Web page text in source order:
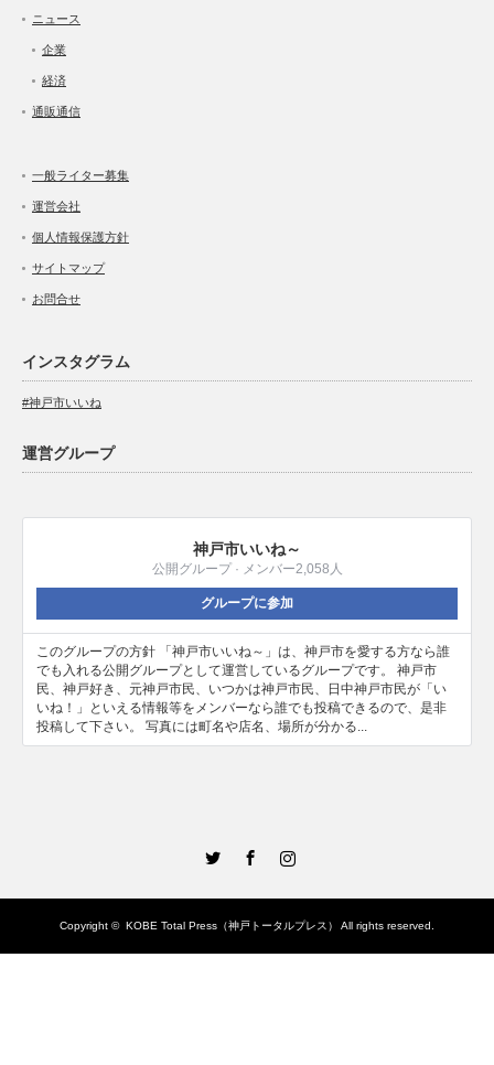
ニュース
企業
経済
通販通信
一般ライター募集
運営会社
個人情報保護方針
サイトマップ
お問合せ
インスタグラム
#神戸市いいね
運営グループ
神戸市いいね～
公開グループ · メンバー2,058人
グループに参加
このグループの方針 「神戸市いいね～」は、神戸市を愛する方なら誰
でも入れる公開グループとして運営しているグループです。 神戸市
民、神戸好き、元神戸市民、いつかは神戸市民、日中神戸市民が「い
いね！」といえる情報等をメンバーなら誰でも投稿できるので、是非
投稿して下さい。 写真には町名や店名、場所が分かる...
Copyright © KOBE Total Press（神戸トータルプレス） All rights reserved.